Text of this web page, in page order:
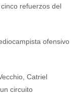
refuerzos del
ofensivo
Catriel
circuito